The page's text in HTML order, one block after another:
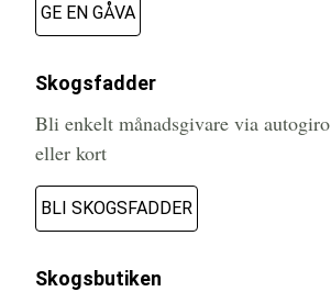
GE EN GÅVA
Skogsfadder
Bli enkelt månadsgivare via autogiro
eller kort
BLI SKOGSFADDER
Skogsbutiken